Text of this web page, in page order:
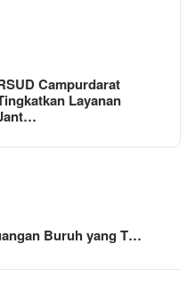
Campurdarat
Layanan
Buruh yang T…